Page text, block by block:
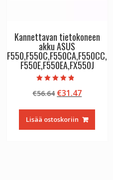
Kannettavan tietokoneen
akku ASUS
F550,F550C,F550CA,F550CC,
F550E,F550EA,FX550J
tuotteesta:
4.50
€56.64 Alkuperäinen
oli:
€56.64.
€31.47Nykyinen
on:
€31.47.
Lisää ostoskoriin